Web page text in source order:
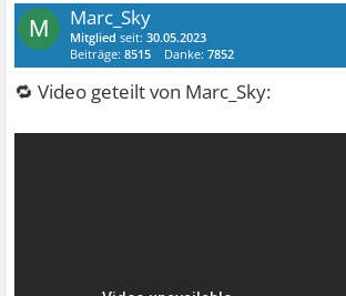
M Marc_Sky
Mitglied seit:30.05.2023
Beiträge:8515 Danke:7852
🔁 Video geteilt von Marc_Sky: